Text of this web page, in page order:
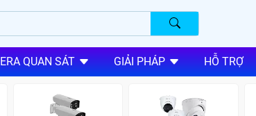
QUAN SÁT GIẢI PHÁP HỖ TRỢ